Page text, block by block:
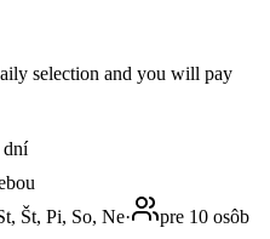
selection and you will pay
dní
Št, Pi, So, Ne·
pre 10 osôb